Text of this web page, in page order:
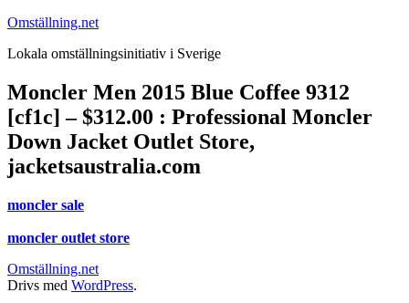
Hoppa
innehåll
Omställning.net
Lokala omställningsinitiativ i Sverige
Moncler Men 2015 Blue Coffee 9312
[cf1c] – $312.00 : Professional Moncler
Down Jacket Outlet Store,
jacketsaustralia.com
moncler sale
moncler outlet store
Omställning.net
Drivs med WordPress.